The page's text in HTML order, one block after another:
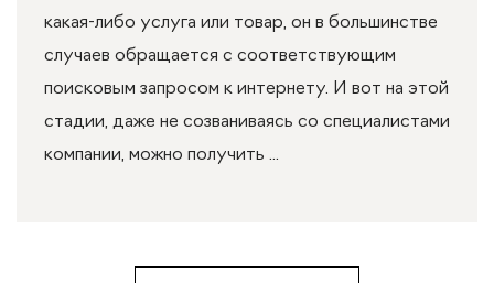
какая-либо услуга или товар, он в большинстве
случаев обращается с соответствующим
поисковым запросом к интернету. И вот на этой
стадии, даже не созваниваясь со специалистами
компании, можно получить ...